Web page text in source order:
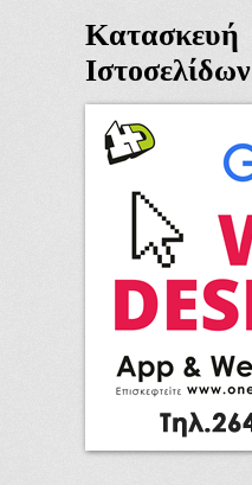
Κατασκευή
Ιστοσελίδων